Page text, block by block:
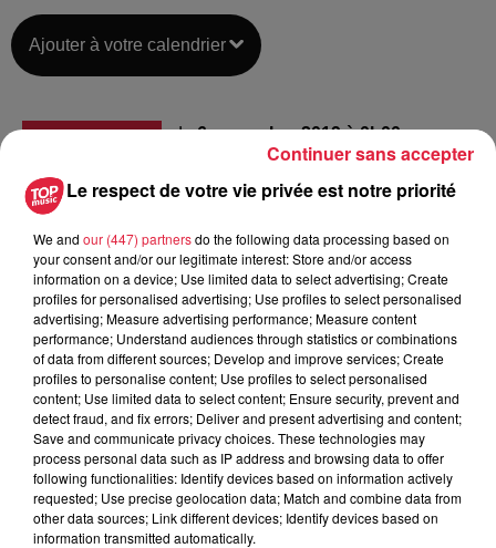
Ajouter à votre calendrier
du6 novembre 2019 à 0h00
Lieu
Embarcadère Quai des Belges -
STRASBOURG (67)
Organisateur
Pauline JACQUET
0388217805
p.jacquet@strasbourg.port.fr
Tarif Gratuit
Le respect de votre vie privée est notre priorité
We and our (447) partnersdo the following data processing based on
your consent and/or our legitimate interest: Store and/or access
information on a device; Use limited data to select advertising; Create
profiles for personalised advertising; Use profiles to select personalised
advertising; Measure advertising performance; Measure content
performance; Understand audiences through statistics or combinations
of data from different sources; Develop and improve services; Create
profiles to personalise content; Use profiles to select personalised
content; Use limited data to select content; Ensure security, prevent and
detect fraud, and fix errors; Deliver and present advertising and content;
Save and communicate privacy choices. These technologies may
process personal data such as IP address and browsing data to offer
following functionalities: Identify devices based on information actively
requested; Use precise geolocation data; Match and combine data from
other data sources; Link different devices; Identify devices based on
information transmitted automatically.
Continuer sans accepter